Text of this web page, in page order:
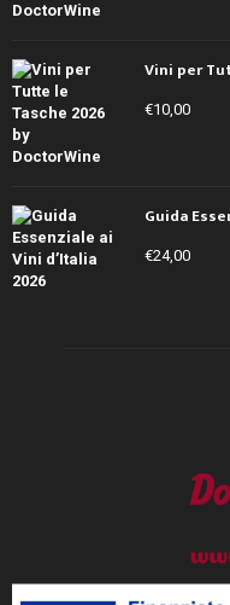
Vini per
€10,00
Guida
€24,00